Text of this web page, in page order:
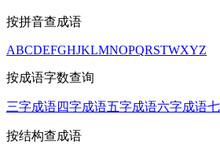
按拼音查成语
ABCDEFGHJKLMNOPQRSTWXYZ
按成语字数查询
三字成语四字成语五字成语六字成语
按结构查成语